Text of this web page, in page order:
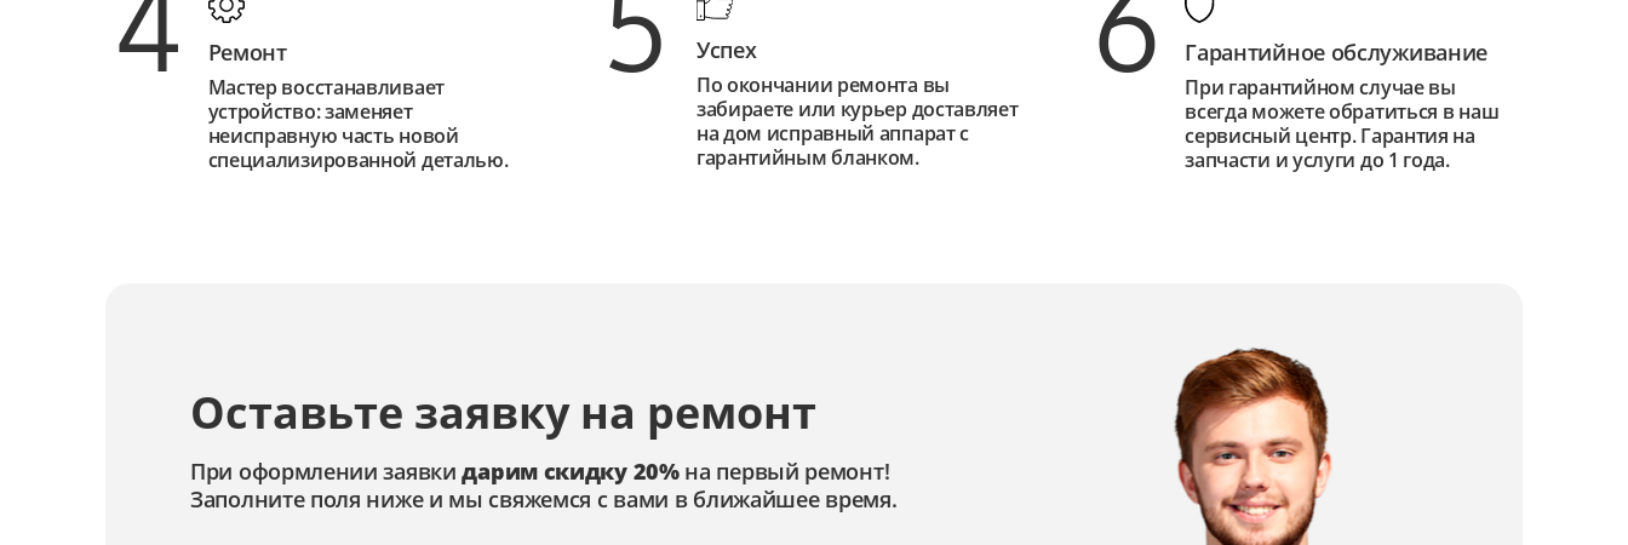
4 Ремонт
Мастер восстанавливает
устройство: заменяет
неисправную часть новой
специализированной деталью.
5 Успех
По окончании ремонта вы
забираете или курьер доставляет
на дом исправный аппарат с
гарантийным бланком.
6 Гарантийное обслуживание
При гарантийном случае вы
всегда можете обратиться в наш
сервисный центр. Гарантия на
запчасти и услуги до 1 года.
Оставьте заявку на ремонт
При оформлении заявкидарим скидку 20%на первый ремонт!
Заполните поля ниже и мы свяжемся с вами в ближайшее время.